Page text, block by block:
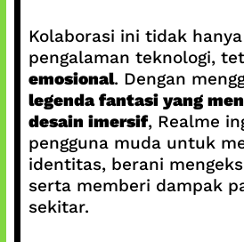
Kolaborasi ini tidak
pengalaman teknologi,
emosional. Dengan
legenda fantasi yang
desain imersif, Realme
pengguna muda untuk
identitas, berani
serta memberi dampak
sekitar.